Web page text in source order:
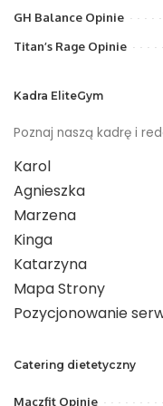
GH Balance Opinie
Titan’s Rage Opinie
Kadra EliteGym
Poznaj naszą kadrę i
Karol
Agnieszka
Marzena
Kinga
Katarzyna
Mapa Strony
Pozycjonowanie
Catering dietetyczny
Maczfit Opinie